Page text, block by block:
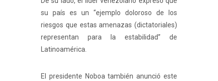
su país es un “ejemplo doloroso de los
riesgos que estas amenazas (dictatoriales)
representan para la estabilidad” de
Latinoamérica.
El presidente Noboa también anunció este